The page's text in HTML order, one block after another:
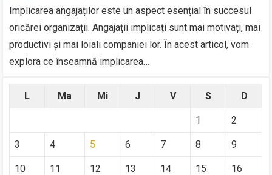
Implicarea angajaților este un aspect esențial în succesul
oricărei organizații. Angajații implicați sunt mai motivați, mai
productivi și mai loiali companiei lor. În acest articol, vom
explora ce înseamnă implicarea…
L Ma Mi J V S D
1 2
3 4 5 6 7 8 9
10 11 12 13 14 15 16